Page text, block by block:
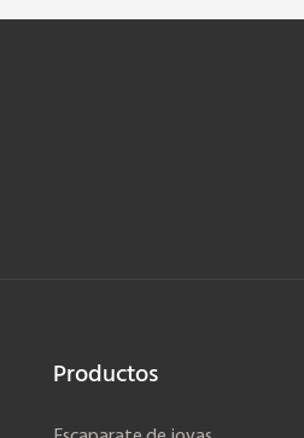
Productos